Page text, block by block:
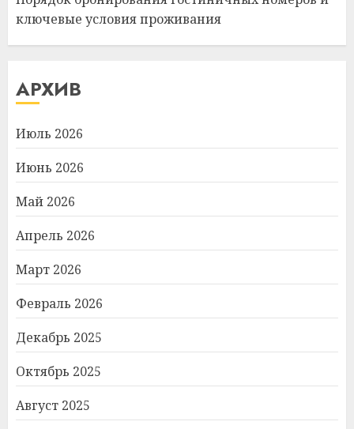
ключевые условия проживания
АРХИВ
Июль 2026
Июнь 2026
Май 2026
Апрель 2026
Март 2026
Февраль 2026
Декабрь 2025
Октябрь 2025
Август 2025